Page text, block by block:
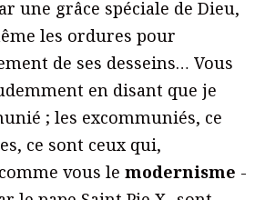
une grâce spéciale de Dieu,
les ordures pour
de ses desseins… Vous
en disant que je
; les excommuniés, ce
ce sont ceux qui,
vous le modernisme -